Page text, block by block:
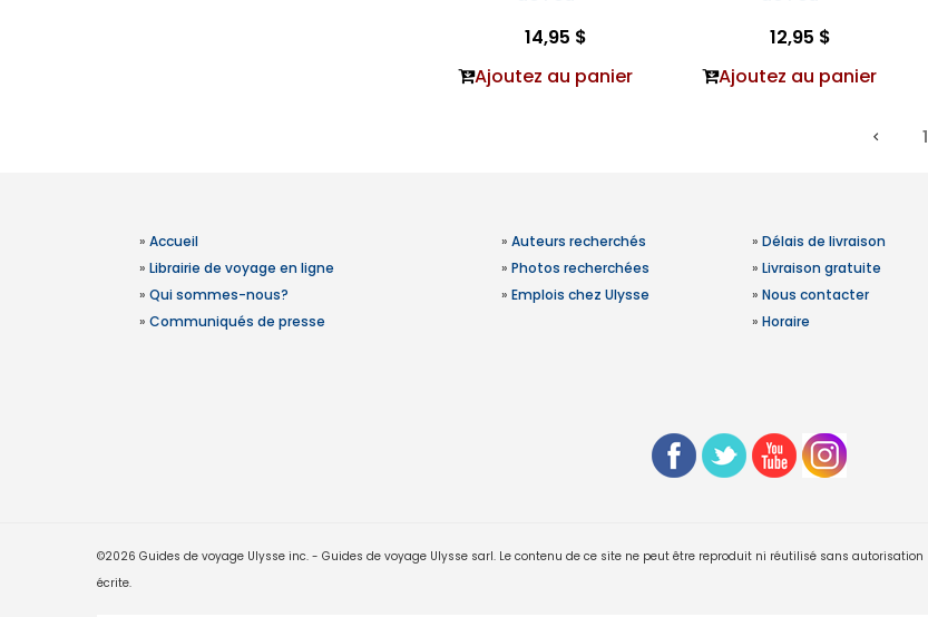
14,95 $
Ajoutez au panier
12,95 $
Ajoutez au panier
1
» Accueil
» Librairie de voyage en ligne
» Qui sommes-nous?
» Communiqués de presse
» Auteurs recherchés
» Photos recherchées
» Emplois chez Ulysse
» Délais de livraison
» Livraison gratuite
» Nous contacter
» Horaire
©2026 Guides de voyage Ulysse inc. - Guides de voyage Ulysse sarl. Le contenu de ce site ne peut être reproduit ni réutilisé sans autorisation
écrite.